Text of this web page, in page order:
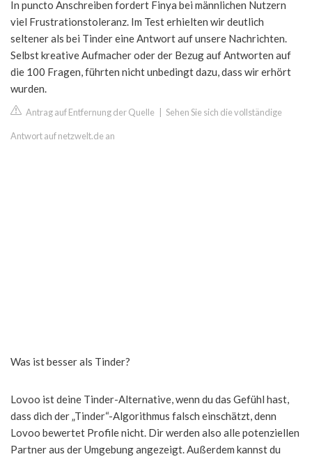
In puncto Anschreiben fordert Finya bei männlichen Nutzern
viel Frustrationstoleranz. Im Test erhielten wir deutlich
seltener als bei Tinder eine Antwort auf unsere Nachrichten.
Selbst kreative Aufmacher oder der Bezug auf Antworten auf
die 100 Fragen, führten nicht unbedingt dazu, dass wir erhört
wurden.
Antrag auf Entfernung der Quelle Sehen Sie sich die vollständige
Antwort auf netzwelt.de an
Was ist besser als Tinder?
Lovoo ist deine Tinder-Alternative, wenn du das Gefühl hast,
dass dich der „Tinder“-Algorithmus falsch einschätzt, denn
Lovoo bewertet Profile nicht. Dir werden also alle potenziellen
Partner aus der Umgebung angezeigt. Außerdem kannst du